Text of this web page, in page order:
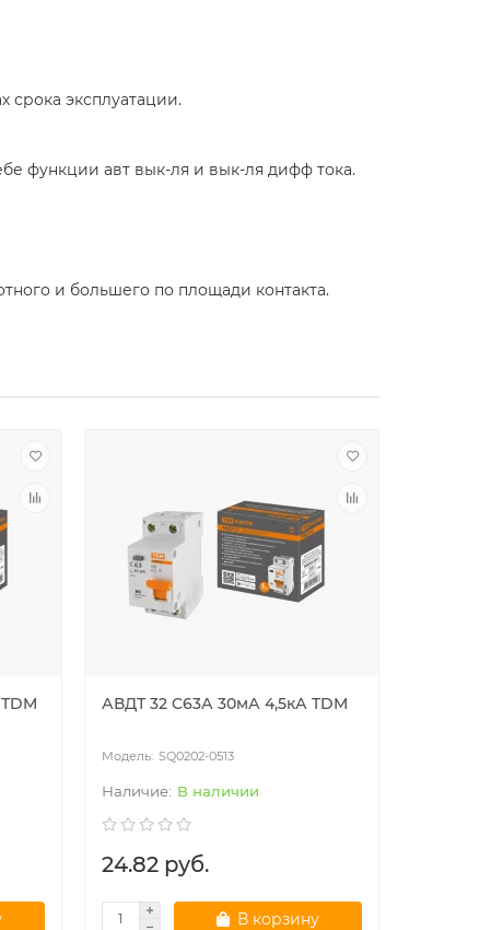
эксплуатации.
функции авт вык-ля и вык-ля дифф тока.
и большего по площади контакта.
АВДТ 32 C63А 30мА 4,5кА TDM
SQ0202-0513
В наличии
24.82 руб.
В корзину